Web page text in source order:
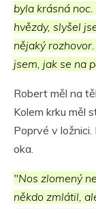
byla krásná
hvězdy, slyšel
nějaký
jsem, jak se na
Robert měl na
Kolem krku měl
Poprvé v
oka.
"Nos zlomený
někdo zmlátil,